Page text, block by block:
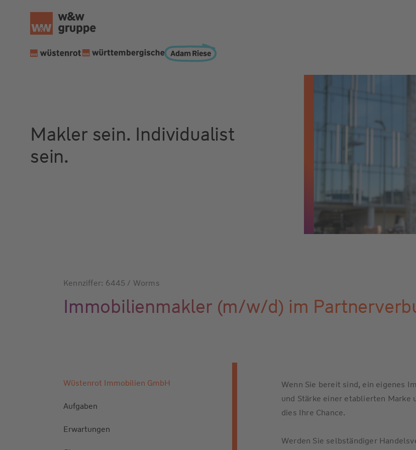
Makler sein. Individualist
sein.
Kennziffer: 6445 / Worms
Immobilienmakler (m/w/d) im
Wüstenrot Immobilien GmbH
Wenn Sie bereit sind, ein eigenes
und Stärke einer etablierten Marke
dies Ihre Chance.
Werden Sie selbständiger
Aufgaben
Erwartungen